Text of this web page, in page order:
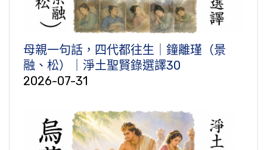
母親一句話，四代都往生｜鐘離瑾（景
融、松）｜淨土聖賢錄選譯30
2026-07-31